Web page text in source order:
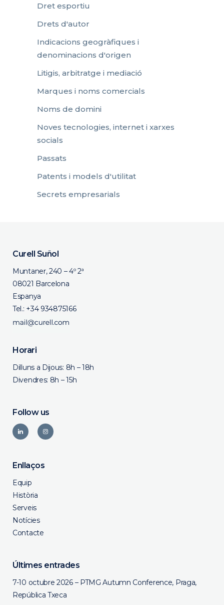
Dret esportiu
Drets d'autor
Indicacions geogràfiques i
denominacions d'origen
Litigis, arbitratge i mediació
Marques i noms comercials
Noms de domini
Noves tecnologies, internet i xarxes
socials
Passats
Patents i models d'utilitat
Secrets empresarials
Curell Suñol
Muntaner, 240 – 4º 2ª
08021 Barcelona
Espanya
Tel.: +34 934875166
Horari
Dilluns a Dijous: 8h – 18h
Divendres: 8h – 15h
Follow us
Enllaços
Equip
Història
Serveis
Notícies
Contacte
Últimes entrades
7-10 octubre 2026 – PTMG Autumn Conference, Praga,
República Txeca